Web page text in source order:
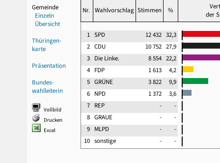
Gemeinde
Einzeln
Übersicht
Thüringen-
karte
Präsentation
Bundes-
wahlleiterin
Vollbild
Drucken
Excel
Nr. Wahlvorschlag Stimmen %
der
1 SPD 12 432 32,3
2 CDU 10 752 27,9
3 Die Linke. 8 554 22,2
4 FDP 1 613
4,2
5 GRÜNE 3 822
9,9
6 NPD 1 372
3,6
7 REP -
-
8 GRAUE -
-
9 MLPD -
-
10 sonstige - -